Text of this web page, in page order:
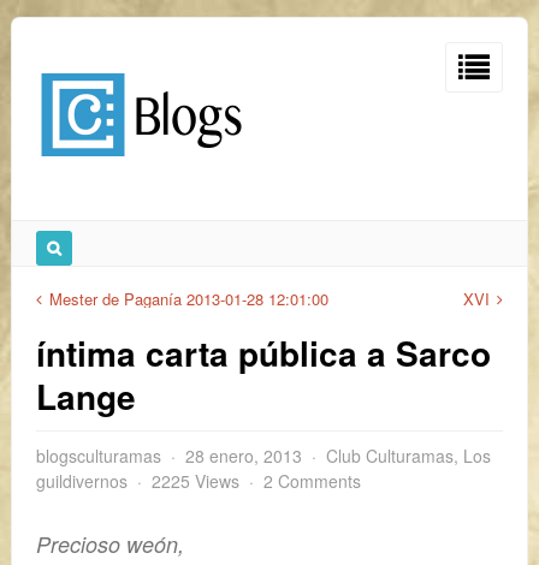
Mester de Paganía 2013-01-28 12:01:00 XVI
íntima carta pública a Sarco
Lange
blogsculturamas 28 enero, 2013 Club Culturamas, Los
guildivernos
2225 Views 2 Comments
Precioso weón,